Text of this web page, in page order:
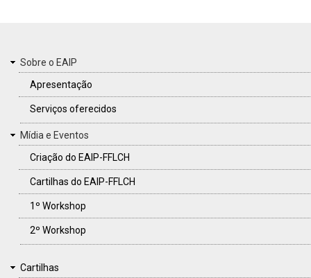
MENU
DO
RODAPÉ
Sobre o EAIP
Apresentação
Serviços oferecidos
Mídia e Eventos
Criação do EAIP-FFLCH
Cartilhas do EAIP-FFLCH
1º Workshop
2º Workshop
CARTILHAS
Cartilhas